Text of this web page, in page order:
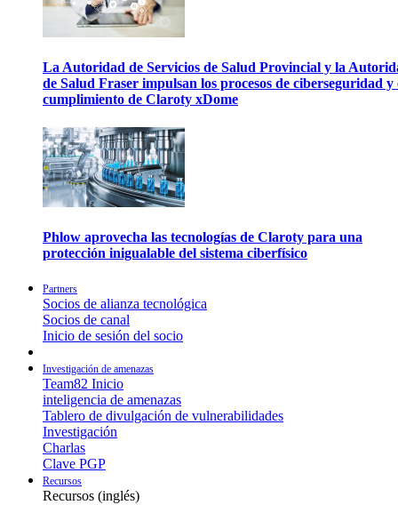
La Autoridad de Servicios de Salud Provincial y la
de Salud Fraser impulsan los procesos de ciberseguridad y
cumplimiento de Claroty xDome
Phlow aprovecha las tecnologías de Claroty para una
protección inigualable del sistema ciberfísico
Partners
Socios de alianza tecnológica
Socios de canal
Inicio de sesión del socio
Investigación de amenazas
Team82 Inicio
inteligencia de amenazas
Tablero de divulgación de vulnerabilidades
Investigación
Charlas
Clave PGP
Recursos
Recursos (inglés)